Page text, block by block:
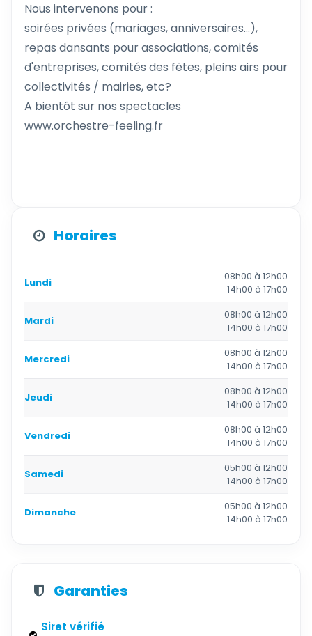
Nous intervenons pour :
soirées privées (mariages, anniversaires...),
repas dansants pour associations, comités
d'entreprises, comités des fêtes, pleins airs pour
collectivités / mairies, etc?
A bientôt sur nos spectacles
www.orchestre-feeling.fr
Horaires
Lundi
08h00 à 12h00
14h00 à 17h00
Mardi
08h00 à 12h00
14h00 à 17h00
Mercredi
08h00 à 12h00
14h00 à 17h00
Jeudi
08h00 à 12h00
14h00 à 17h00
Vendredi
08h00 à 12h00
14h00 à 17h00
Samedi
05h00 à 12h00
14h00 à 17h00
Dimanche
05h00 à 12h00
14h00 à 17h00
Garanties
Siret vérifié